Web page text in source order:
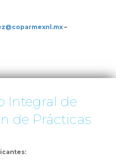
–
Integral de
de Prácticas